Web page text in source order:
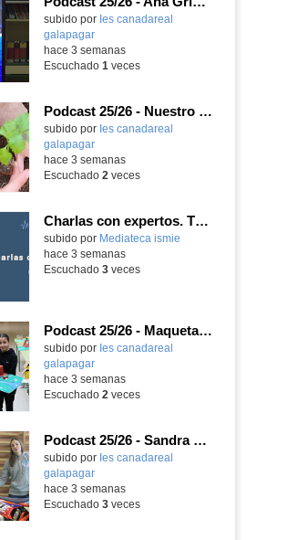
subido por Ies canadareal
galapagar-
hace 3 semanas
Escuchado 1 veces
Podcast 25/26 - Nuestro huerto escolar
subido por Ies canadareal
galapagar-
hace 3 semanas
Escuchado 2 veces
Charlas con expertos. T1, E5. David-Li Ilundáin Reviriego
subido por Mediateca ismie
hace 3 semanas
Escuchado 3veces
Podcast 25/26 - Maquetas sobre el feudalismo
subido por Ies canadareal
galapagar-
hace 3 semanas
Escuchado 2 veces
Podcast 25/26 - Sandra Gómez, campeona de Enduro
subido por Ies canadareal
galapagar-
hace 3 semanas
Escuchado 3veces